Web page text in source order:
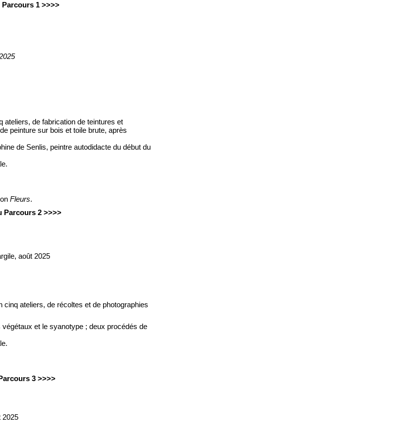
1 >>>>
ateliers, de fabrication de teintures et
peinture sur bois et toile brute, après
de Senlis, peintre autodidacte du début du
Fleurs.
Parcours 2 >>>>
août 2025
ateliers, de récoltes et de photographies
et le syanotype ; deux procédés de
3 >>>>
2025